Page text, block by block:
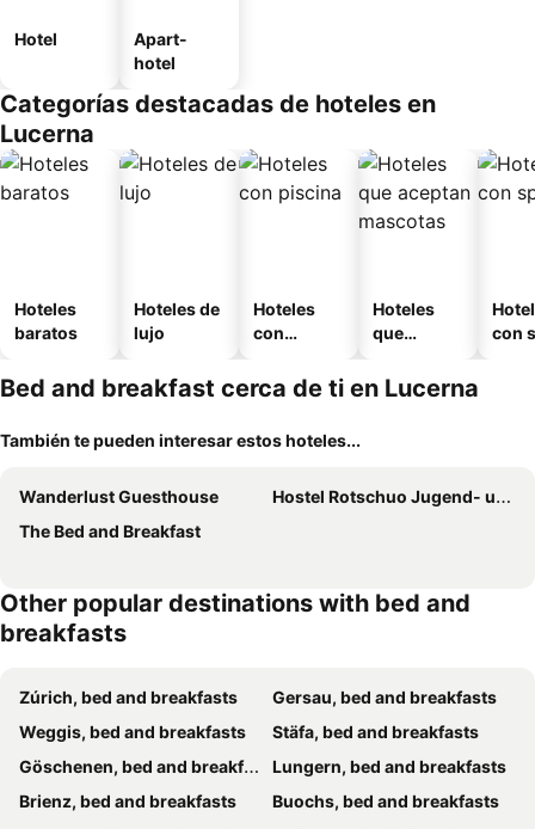
Hotel
Apart-
hotel
Categorías destacadas de hoteles en
Lucerna
Hoteles
baratos
Hoteles de
lujo
Hoteles
con
Hoteles
que
mascotas
con
Bed and breakfast cerca de ti en Lucerna
También te pueden interesar estos hoteles...
Wanderlust Guesthouse
Hostel Rotschuo Jugend- und Familienferien
The Bed and Breakfast
Other popular destinations with bed and
breakfasts
Zúrich, bed and breakfasts
Gersau, bed and breakfasts
Weggis, bed and breakfasts
Stäfa, bed and breakfasts
Göschenen, bed and breakfasts
Lungern, bed and breakfasts
Brienz, bed and breakfasts
Buochs, bed and breakfasts